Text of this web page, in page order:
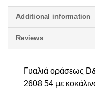
Additional information
Reviews
Γυαλιά οράσεως
2608 54 με